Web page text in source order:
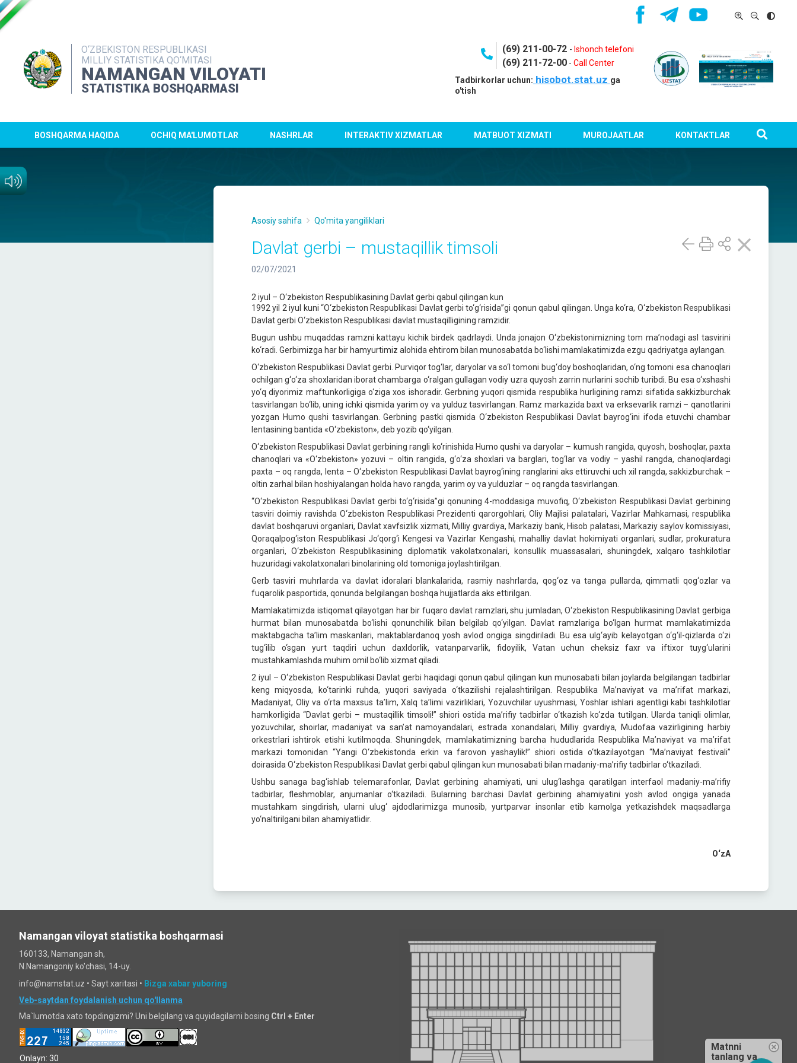
O‘ZBEKISTON RESPUBLIKASI
MILLIY STATISTIKA QO‘MITASI
NAMANGAN VILOYATI
STATISTIKA BOSHQARMASI
(69) 211-00-72 - Ishonch telefoni
(69) 211-72-00- Call Center
Tadbirkorlar uchun: hisobot.stat.uz ga
o'tish
BOSHQARMA HAQIDA OCHIQ MA'LUMOTLAR NASHRLAR INTERAKTIV XIZMATLAR MATBUOT XIZMATI MUROJAATLAR KONTAKTLAR
Asosiy sahifa Qo'mita yangiliklari
Davlat gerbi – mustaqillik timsoli
02/07/2021
2 iyul – O‘zbekiston Respublikasining Davlat gerbi qabul qilingan kun
1992 yil 2 iyul kuni “O‘zbekiston Respublikasi Davlat gerbi to‘g‘risida”gi qonun qabul qilingan. Unga ko‘ra, O‘zbekiston Respublikasi
Davlat gerbi O‘zbekiston Respublikasi davlat mustaqilligining ramzidir.
Bugun ushbu muqaddas ramzni kattayu kichik birdek qadrlaydi. Unda jonajon O‘zbekistonimizning tom ma’nodagi asl tasvirini
ko‘radi. Gerbimizga har bir hamyurtimiz alohida ehtirom bilan munosabatda bo‘lishi mamlakatimizda ezgu qadriyatga aylangan.
O‘zbekiston Respublikasi Davlat gerbi. Purviqor tog‘lar, daryolar va so‘l tomoni bug‘doy boshoqlaridan, o‘ng tomoni esa chanoqlari
ochilgan g‘o‘za shoxlaridan iborat chambarga o‘ralgan gullagan vodiy uzra quyosh zarrin nurlarini sochib turibdi. Bu esa o‘xshashi
yo‘q diyorimiz maftunkorligiga o‘ziga xos ishoradir. Gerbning yuqori qismida respublika hurligining ramzi sifatida sakkizburchak
tasvirlangan bo‘lib, uning ichki qismida yarim oy va yulduz tasvirlangan. Ramz markazida baxt va erksevarlik ramzi – qanotlarini
yozgan Humo qushi tasvirlangan. Gerbning pastki qismida O‘zbekiston Respublikasi Davlat bayrog‘ini ifoda etuvchi chambar
lentasining bantida «O‘zbekiston», deb yozib qo‘yilgan.
O‘zbekiston Respublikasi Davlat gerbining rangli ko‘rinishida Humo qushi va daryolar – kumush rangida, quyosh, boshoqlar, paxta
chanoqlari va «O‘zbekiston» yozuvi – oltin rangida, g‘o‘za shoxlari va barglari, tog‘lar va vodiy – yashil rangda, chanoqlardagi
paxta – oq rangda, lenta – O‘zbekiston Respublikasi Davlat bayrog‘ining ranglarini aks ettiruvchi uch xil rangda, sakkizburchak –
oltin zarhal bilan hoshiyalangan holda havo rangda, yarim oy va yulduzlar – oq rangda tasvirlangan.
“O‘zbekiston Respublikasi Davlat gerbi to‘g‘risida”gi qonuning 4-moddasiga muvofiq, O‘zbekiston Respublikasi Davlat gerbining
tasviri doimiy ravishda O‘zbekiston Respublikasi Prezidenti qarorgohlari, Oliy Majlisi palatalari, Vazirlar Mahkamasi, respublika
davlat boshqaruvi organlari, Davlat xavfsizlik xizmati, Milliy gvardiya, Markaziy bank, Hisob palatasi, Markaziy saylov komissiyasi,
Qoraqalpog‘iston Respublikasi Jo‘qorg‘i Kengesi va Vazirlar Kengashi, mahalliy davlat hokimiyati organlari, sudlar, prokuratura
organlari, O‘zbekiston Respublikasining diplomatik vakolatxonalari, konsullik muassasalari, shuningdek, xalqaro tashkilotlar
huzuridagi vakolatxonalari binolarining old tomoniga joylashtirilgan.
Gerb tasviri muhrlarda va davlat idoralari blankalarida, rasmiy nashrlarda, qog‘oz va tanga pullarda, qimmatli qog‘ozlar va
fuqarolik pasportida, qonunda belgilangan boshqa hujjatlarda aks ettirilgan.
Mamlakatimizda istiqomat qilayotgan har bir fuqaro davlat ramzlari, shu jumladan, O‘zbekiston Respublikasining Davlat gerbiga
hurmat bilan munosabatda bo‘lishi qonunchilik bilan belgilab qo‘yilgan. Davlat ramzlariga bo‘lgan hurmat mamlakatimizda
maktabgacha ta’lim maskanlari, maktablardanoq yosh avlod ongiga singdiriladi. Bu esa ulg‘ayib kelayotgan o‘g‘il-qizlarda o‘zi
tug‘ilib o‘sgan yurt taqdiri uchun daxldorlik, vatanparvarlik, fidoyilik, Vatan uchun cheksiz faxr va iftixor tuyg‘ularini
mustahkamlashda muhim omil bo‘lib xizmat qiladi.
2 iyul – O‘zbekiston Respublikasi Davlat gerbi haqidagi qonun qabul qilingan kun munosabati bilan joylarda belgilangan tadbirlar
keng miqyosda, ko‘tarinki ruhda, yuqori saviyada o‘tkazilishi rejalashtirilgan. Respublika Ma’naviyat va ma’rifat markazi,
Madaniyat, Oliy va o‘rta maxsus ta’lim, Xalq ta’limi vazirliklari, Yozuvchilar uyushmasi, Yoshlar ishlari agentligi kabi tashkilotlar
hamkorligida “Davlat gerbi – mustaqillik timsoli!” shiori ostida ma’rifiy tadbirlar o‘tkazish ko‘zda tutilgan. Ularda taniqli olimlar,
yozuvchilar, shoirlar, madaniyat va san’at namoyandalari, estrada xonandalari, Milliy gvardiya, Mudofaa vazirligining harbiy
orkestrlari ishtirok etishi kutilmoqda. Shuningdek, mamlakatimizning barcha hududlarida Respublika Ma’naviyat va ma’rifat
markazi tomonidan “Yangi O‘zbekistonda erkin va farovon yashaylik!” shiori ostida o‘tkazilayotgan “Ma’naviyat festivali”
doirasida O‘zbekiston Respublikasi Davlat gerbi qabul qilingan kun munosabati bilan madaniy-ma’rifiy tadbirlar o‘tkaziladi.
Ushbu sanaga bag‘ishlab telemarafonlar, Davlat gerbining ahamiyati, uni ulug‘lashga qaratilgan interfaol madaniy-ma’rifiy
tadbirlar, fleshmoblar, anjumanlar o‘tkaziladi. Bularning barchasi Davlat gerbining ahamiyatini yosh avlod ongiga yanada
mustahkam singdirish, ularni ulug‘ ajdodlarimizga munosib, yurtparvar insonlar etib kamolga yetkazishdek maqsadlarga
yo‘naltirilgani bilan ahamiyatlidir.
O‘zA
Namangan viloyat statistika boshqarmasi
160133, Namangan sh,
N.Namangoniy ko'chasi, 14-uy.
info@namstat.uz • Sayt xaritasi • Bizga xabar yuboring
Veb-saytdan foydalanish uchun qo'llanma
Ma`lumotda xato topdingizmi? Uni belgilang va quyidagilarni bosing Ctrl + Enter
Onlayn: 30
Matnni
tanlang va